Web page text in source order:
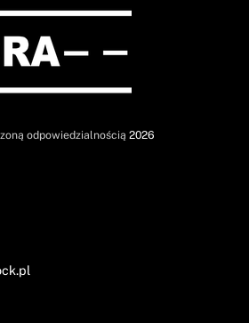
odpowiedzialnością 2026